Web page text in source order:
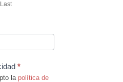
Last
*
la política de